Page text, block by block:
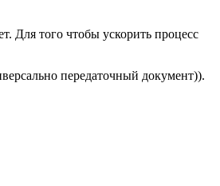
Для того чтобы ускорить процесс
передаточный документ)).